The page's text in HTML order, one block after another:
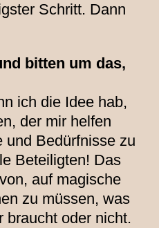
Schritt. Dann
bitten um das,
ich die Idee hab,
der mir helfen
und Bedürfnisse zu
Beteiligten! Das
auf magische
zu müssen, was
braucht oder nicht.